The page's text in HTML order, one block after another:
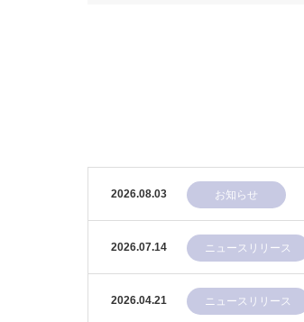
2026.08.03 お知らせ
2026.07.14 ニュースリリース
2026.04.21 ニュースリリース